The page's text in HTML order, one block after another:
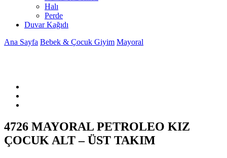
Halı
Perde
Duvar Kağıdı
Ana Sayfa Bebek & Çocuk Giyim Mayoral
4726 MAYORAL PETROLEO KIZ
ÇOCUK ALT – ÜST TAKIM